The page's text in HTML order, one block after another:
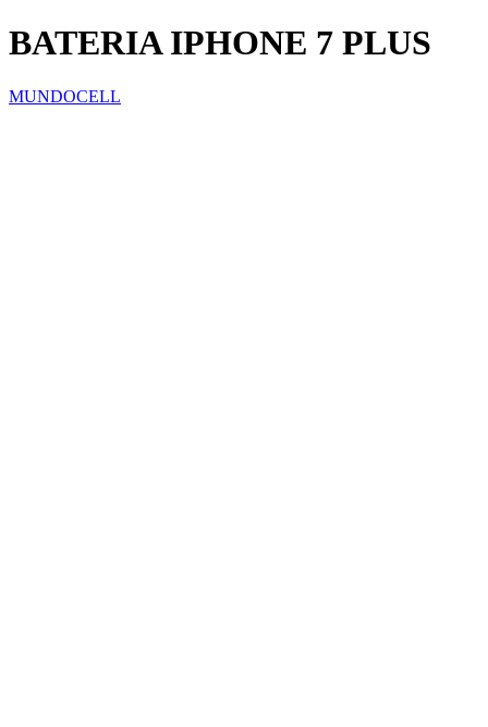
BATERIA IPHONE 7 PLUS
MUNDOCELL